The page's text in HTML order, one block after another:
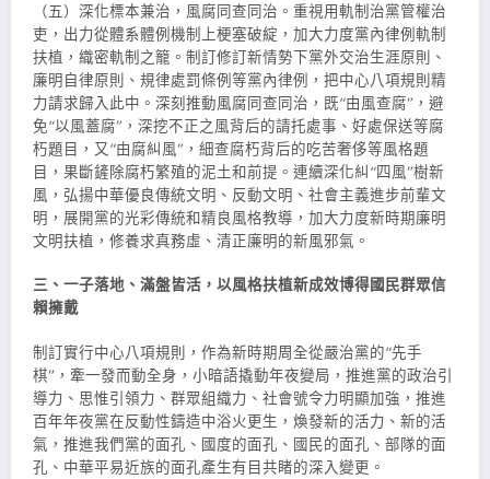
（五）深化標本兼治，風腐同查同治。重視用軌制治黨管權治
吏，出力從體系體例機制上梗塞破綻，加大力度黨內律例軌制
扶植，織密軌制之籠。制訂修訂新情勢下黨外交治生涯原則、
廉明自律原則、規律處罰條例等黨內律例，把中心八項規則精
力請求歸入此中。深刻推動風腐同查同治，既“由風查腐”，避
免“以風蓋腐”，深挖不正之風背后的請托處事、好處保送等腐
朽題目，又“由腐糾風”，細查腐朽背后的吃苦奢侈等風格題
目，果斷鏟除腐朽繁殖的泥土和前提。連續深化糾“四風”樹新
風，弘揚中華優良傳統文明、反動文明、社會主義進步前輩文
明，展開黨的光彩傳統和精良風格教導，加大力度新時期廉明
文明扶植，修養求真務虛、清正廉明的新風邪氣。
三、一子落地、滿盤皆活，以風格扶植新成效博得國民群眾信
賴擁戴
制訂實行中心八項規則，作為新時期周全從嚴治黨的“先手
棋”，牽一發而動全身，小暗語撬動年夜變局，推進黨的政治引
導力、思惟引領力、群眾組織力、社會號令力明顯加強，推進
百年年夜黨在反動性鑄造中浴火更生，煥發新的活力、新的活
氣，推進我們黨的面孔、國度的面孔、國民的面孔、部隊的面
孔、中華平易近族的面孔產生有目共睹的深入變更。